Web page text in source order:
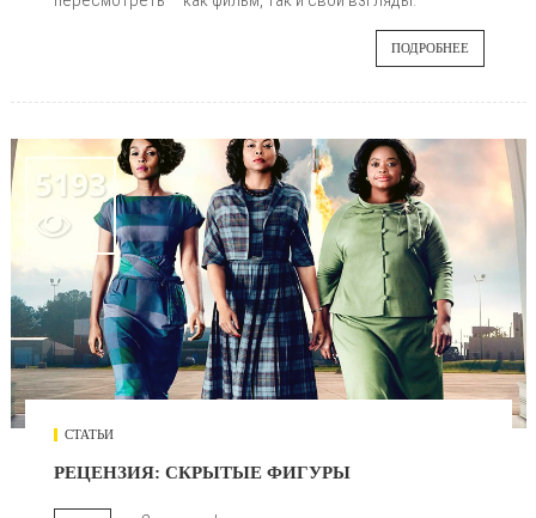
ПОДРОБНЕЕ
5193

СТАТЬИ
РЕЦЕНЗИЯ: СКРЫТЫЕ ФИГУРЫ